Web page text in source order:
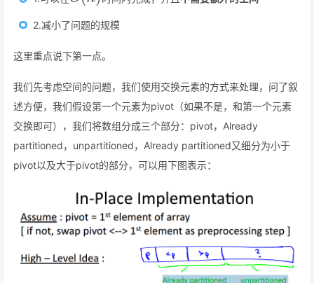
2.减小了问题的规模
这里重点说下第一点。
我们先考虑空间的问题，我们使用交换元素的方式来处理，问了叙
述方便，我们假设第一个元素为pivot（如果不是，和第一个元素
交换即可），我们将数组分成三个部分：pivot，Already
partitioned，unpartitioned，Already partitioned又细分为小于
pivot以及大于pivot的部分，可以用下图表示：